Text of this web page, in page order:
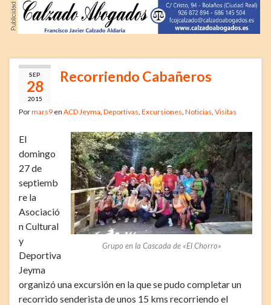
SEP
28
2015
Recorriendo Cabañeros
Pormars9 en ACD Jeyma Deportivas Excursiones Noticias Visitas
Grupo en la Cascada de «El Chorro»
El
domingo
27 de
septiemb
re la
Asociació
n Cultural
y
Deportiva
Jeyma
organizó una excursión en la que se pudo completar un
recorrido senderista de unos 15 kms recorriendo el